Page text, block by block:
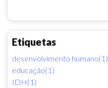
Etiquetas
desenvolvimento humano(1)
educação(1)
IDH(1)